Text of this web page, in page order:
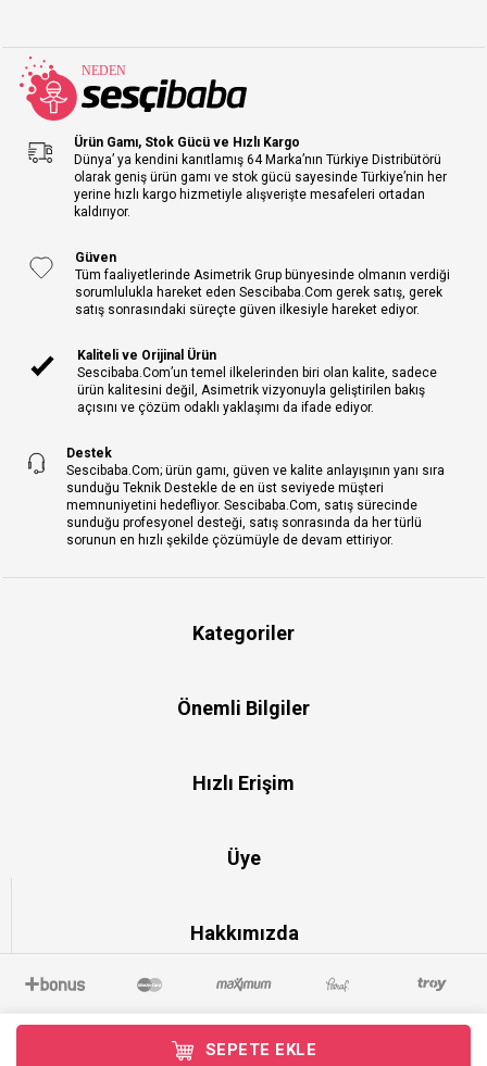
SEPETE EKLE
Ürün Gamı, Stok Gücü ve Hızlı Kargo
Dünya’ ya kendini kanıtlamış 64 Marka’nın Türkiye Distribütörü
olarak geniş ürün gamı ve stok gücü sayesinde Türkiye’nin her
yerine hızlı kargo hizmetiyle alışverişte mesafeleri ortadan
kaldırıyor.
Güven
Tüm faaliyetlerinde Asimetrik Grup bünyesinde olmanın verdiği
sorumlulukla hareket eden Sescibaba.Com gerek satış, gerek
satış sonrasındaki süreçte güven ilkesiyle hareket ediyor.
Kaliteli ve Orijinal Ürün
Sescibaba.Com’un temel ilkelerinden biri olan kalite, sadece
ürün kalitesini değil, Asimetrik vizyonuyla geliştirilen bakış
açısını ve çözüm odaklı yaklaşımı da ifade ediyor.
Destek
Sescibaba.Com; ürün gamı, güven ve kalite anlayışının yanı sıra
sunduğu Teknik Destekle de en üst seviyede müşteri
memnuniyetini hedefliyor. Sescibaba.Com, satış sürecinde
sunduğu profesyonel desteği, satış sonrasında da her türlü
sorunun en hızlı şekilde çözümüyle de devam ettiriyor.
Kategoriler
Önemli Bilgiler
Hızlı Erişim
Üye
Hakkımızda